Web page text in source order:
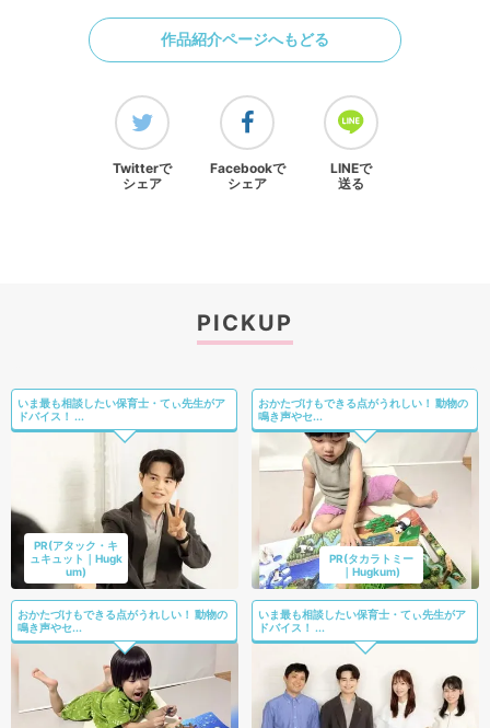
作品紹介ページへもどる
Twitterで
シェア
Facebookで
シェア
LINEで
送る
PICKUP
いま最も相談したい保育士・てぃ先生がア
ドバイス！ ...
PR(アタック・キ
ュキュット｜Hugk
um)
おかたづけもできる点がうれしい！ 動物の
鳴き声やセ...
PR(タカラトミー
｜Hugkum)
おかたづけもできる点がうれしい！ 動物の
鳴き声やセ...
いま最も相談したい保育士・てぃ先生がア
ドバイス！ ...